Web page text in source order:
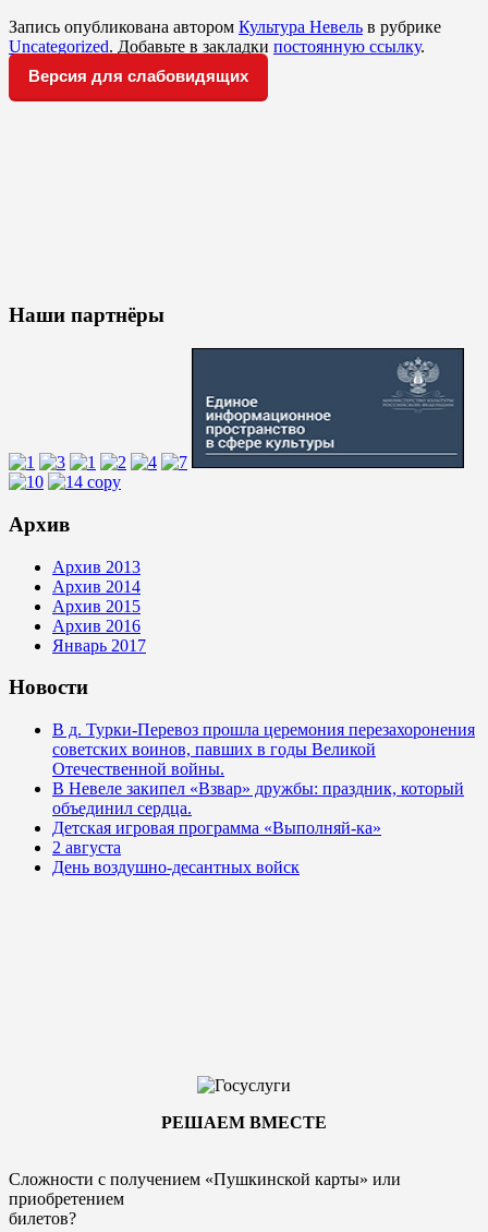
Запись опубликована автором Культура Невель в рубрике
Uncategorized. Добавьте в закладки постоянную ссылку.
Версия для слабовидящих
Наши партнёры
Архив
Архив 2013
Архив 2014
Архив 2015
Архив 2016
Январь 2017
Новости
В д. Турки‑Перевоз прошла церемония перезахоронения
советских воинов, павших в годы Великой
Отечественной войны.
В Невеле закипел «Взвар» дружбы: праздник, который
объединил сердца.
Детская игровая программа «Выполняй-ка»
2 августа
День воздушно-десантных войск
РЕШАЕМ ВМЕСТЕ
Сложности с получением «Пушкинской карты» или
приобретением
билетов?